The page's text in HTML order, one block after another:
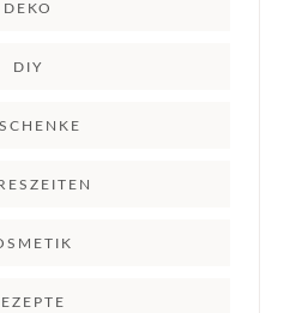
DEKO
DIY